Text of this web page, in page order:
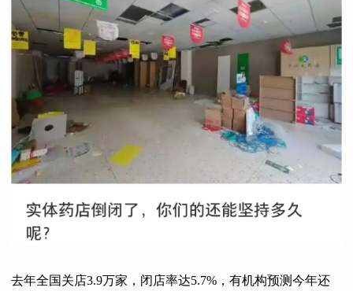
去年全国关店3.9万家，闭店率达5.7%，有机构预测今年还